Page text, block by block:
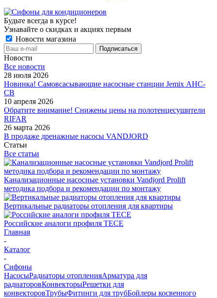
Будьте всегда в курсе!
Узнавайте о скидках и акциях первым
Новости магазина
Новости
Все новости
28 июля 2026
Новинка! Самовсасывающие насосные станции Jemix АНС-
СВ
10 апреля 2026
Обратите внимание! Снижены цены на полотенцесушители
RIFAR
26 марта 2026
В продаже дренажные насосы VANDJORD
Статьи
Все статьи
Канализационные насосные установки Vandjord Prolift
методика подбора и рекомендации по монтажу
Вертикальные радиаторы отопления для квартиры
Российские аналоги профиля TECE
Главная
-
Каталог
-
Сифоны
НасосыРадиаторы отопленияАрматура для
радиаторовКонвекторыРешетки для
конвекторовТрубыФитинги для трубБойлеры косвенного